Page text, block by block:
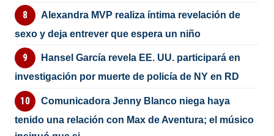
Alexandra MVP realiza íntima revelación de
sexo y deja entrever que espera un niño
Hansel García revela EE. UU. participará en
investigación por muerte de policía de NY en RD
Comunicadora Jenny Blanco niega haya
tenido una relación con Max de Aventura; el músico